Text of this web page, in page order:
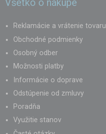
Všetko o nákupe
Reklamácie a vrátenie tovaru
Obchodné podmienky
Osobný odber
Možnosti platby
Informácie o doprave
Odstúpenie od zmluvy
Poradňa
Využitie stanov